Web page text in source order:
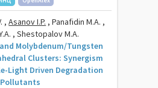
,Asanov I.P. , Panafidin M.A. ,
, Shestopalov M.A.
Molybdenum/Tungsten
Clusters: Synergism
Light Driven Degradation